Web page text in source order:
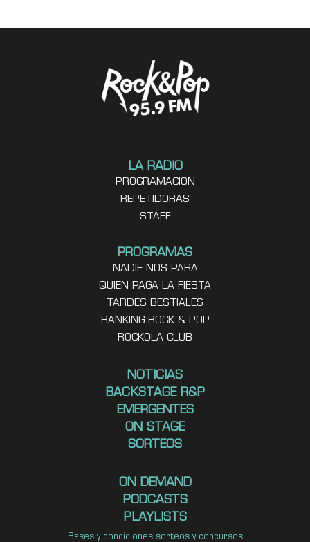
LA RADIO
PROGRAMACION
REPETIDORAS
STAFF
PROGRAMAS
NADIE NOS PARA
QUIEN PAGA LA FIESTA
TARDES BESTIALES
RANKING ROCK & POP
ROCKOLA CLUB
NOTICIAS
BACKSTAGE R&P
EMERGENTES
ON STAGE
SORTEOS
ON DEMAND
PODCASTS
PLAYLISTS
Bases y condiciones sorteos y concursos